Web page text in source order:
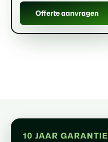
Offerte aanvragen
10 JAAR GARANTIE